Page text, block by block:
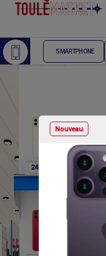
Nouveau
SMARTPHONE
248 400 248 400